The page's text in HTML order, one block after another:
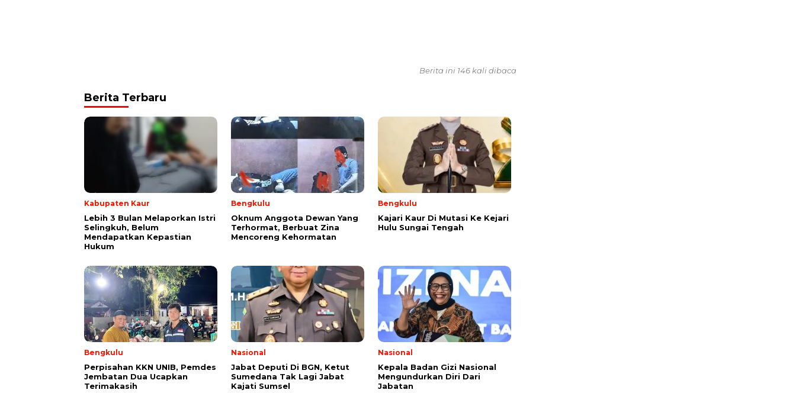
Berita ini 146 kali dibaca
Berita Terbaru
Kabupaten Kaur
Lebih 3 Bulan Melaporkan Istri
Selingkuh, Belum
Mendapatkan Kepastian
Hukum
Bengkulu
Oknum Anggota Dewan Yang
Terhormat, Berbuat Zina
Mencoreng Kehormatan
Bengkulu
Kajari Kaur Di Mutasi Ke Kejari
Hulu Sungai Tengah
Bengkulu
Perpisahan KKN UNIB, Pemdes
Jembatan Dua Ucapkan
Terimakasih
Nasional
Jabat Deputi Di BGN, Ketut
Sumedana Tak Lagi Jabat
Kajati Sumsel
Nasional
Kepala Badan Gizi Nasional
Mengundurkan Diri Dari
Jabatan